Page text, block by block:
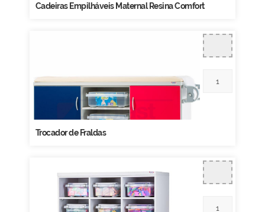
Cadeiras Empilháveis Maternal Resina Comfort
Trocador de Fraldas